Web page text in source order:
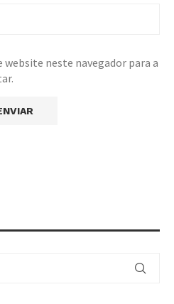
website neste navegador para a